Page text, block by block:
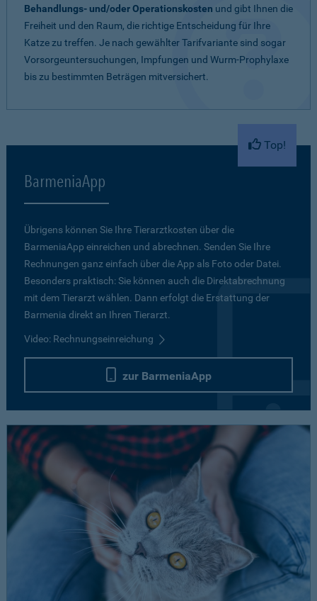
Behandlungs- und/oder Operationskosten und gibt Ihnen die
Freiheit und den Raum, die richtige Entscheidung für Ihre
Katze zu treffen. Je nach gewählter Tarifvariante sind sogar
Vorsorgeuntersuchungen, Impfungen und Wurm-Prophylaxe
bis zu bestimmten Beträgen mitversichert.
Top!
BarmeniaApp
Übrigens können Sie Ihre Tierarztkosten über die
BarmeniaApp einreichen und abrechnen. Senden Sie Ihre
Rechnungen ganz einfach über die App als Foto oder Datei.
Besonders praktisch: Sie können auch die Direktabrechnung
mit dem Tierarzt wählen. Dann erfolgt die Erstattung der
Barmenia direkt an Ihren Tierarzt.
Video: Rechnungseinreichung
zur BarmeniaApp